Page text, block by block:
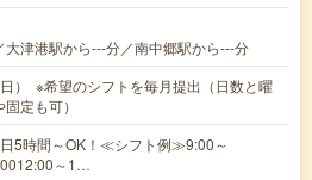
大津港駅から---分／南中郷駅から---分
） ※希望のシフトを毎月提出（日数と曜
定も可）
5時間～OK！≪シフト例≫9:00～
～1…